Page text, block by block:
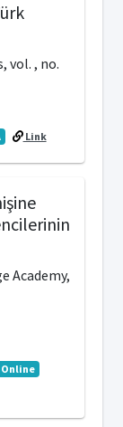
vol. , no.
Link
Academy,